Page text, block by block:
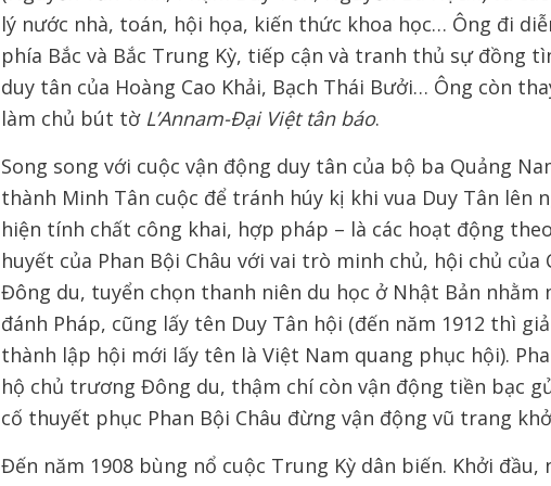
lý nước nhà, toán, hội họa, kiến thức khoa học… Ông đi
phía Bắc và Bắc Trung Kỳ, tiếp cận và tranh thủ sự đồng
duy tân của Hoàng Cao Khải, Bạch Thái Bưởi… Ông còn
làm chủ bút tờ L’Annam-Đại Việt tân báo.
Song song với cuộc vận động duy tân của bộ ba Quảng
thành Minh Tân cuộc để tránh húy kị khi vua Duy Tân lên
hiện tính chất công khai, hợp pháp – là các hoạt động
huyết của Phan Bội Châu với vai trò minh chủ, hội chủ của
Đông du, tuyển chọn thanh niên du học ở Nhật Bản nhằm
đánh Pháp, cũng lấy tên Duy Tân hội (đến năm 1912 thì
thành lập hội mới lấy tên là Việt Nam quang phục hội).
hộ chủ trương Đông du, thậm chí còn vận động tiền bạc
cố thuyết phục Phan Bội Châu đừng vận động vũ trang
Đến năm 1908 bùng nổ cuộc Trung Kỳ dân biến. Khởi đầu,